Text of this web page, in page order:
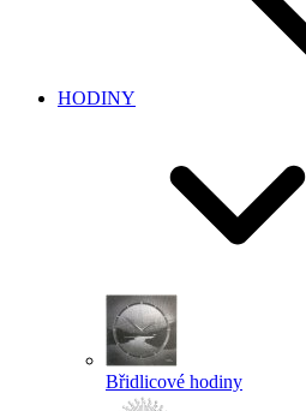
HODINY
Břidlicové hodiny